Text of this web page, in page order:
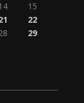
15
22
29